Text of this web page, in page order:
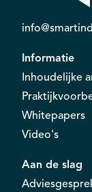
Informatie
Inhoudelijke
Whitepapers
Video's
Aan de slag